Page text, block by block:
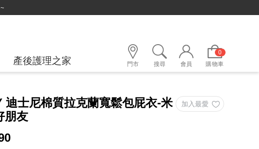
產後護理之家 門市 搜尋 會員
0
購物車
迪士尼棉質拉克蘭寬鬆包屁衣-米
朋友